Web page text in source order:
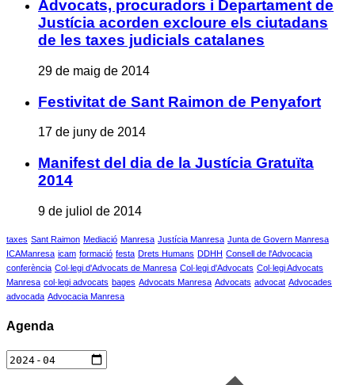
Advocats, procuradors i Departament de
Justícia acorden excloure els ciutadans
de les taxes judicials catalanes
29 de maig de 2014
Festivitat de Sant Raimon de Penyafort
17 de juny de 2014
Manifest del dia de la Justícia Gratuïta
2014
9 de juliol de 2014
taxes Sant Raimon Mediació Manresa Justícia Manresa Junta de Govern Manresa
ICAManresa icam formació festa Drets Humans DDHH Consell de l'Advocacia
conferència Col·legi d'Advocats de Manresa Col·legi d'Advocats Col·legi Advocats
Manresa col·legi advocats bages Advocats Manresa Advocats advocat Advocades
advocada Advocacia Manresa
Agenda